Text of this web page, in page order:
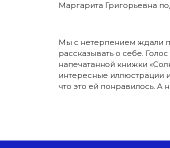
Маргарита Григорьевна
Мы с нетерпением ждали
рассказывать о себе.
напечатанной книжки
интересные иллюстрации
что это ей понравилось. А